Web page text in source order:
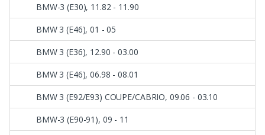
BMW-3 (E30), 11.82 - 11.90
BMW 3 (E46), 01 - 05
BMW 3 (E36), 12.90 - 03.00
BMW 3 (E46), 06.98 - 08.01
BMW 3 (E92/E93) COUPE/CABRIO, 09.06 - 03.10
BMW-3 (E90-91), 09 - 11